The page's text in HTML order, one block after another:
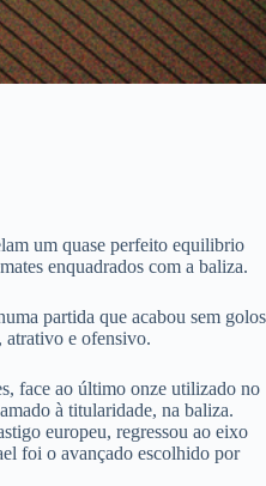
um quase perfeito equilibrio
enquadrados com a baliza.
partida que acabou sem golos
atrativo e ofensivo.
face ao último onze utilizado no
à titularidade, na baliza.
europeu, regressou ao eixo
foi o avançado escolhido por